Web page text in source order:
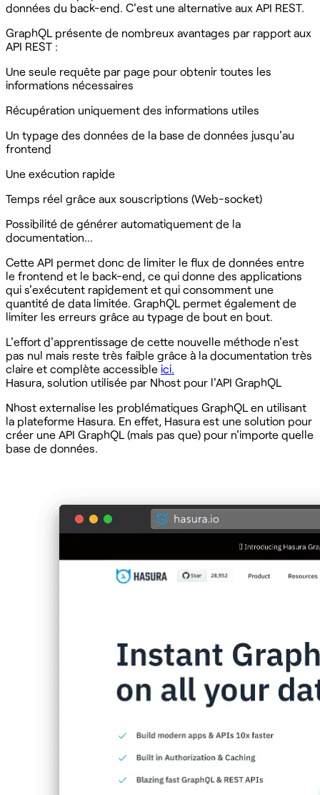
données du back-end. C'est une alternative aux API REST.
GraphQL présente de nombreux avantages par rapport aux
API REST :
Une seule requête par page pour obtenir toutes les
informations nécessaires
Récupération uniquement des informations utiles
Un typage des données de la base de données jusqu'au
frontend
Une exécution rapide
Temps réel grâce aux souscriptions (Web-socket)
Possibilité de générer automatiquement de la
documentation…‍
Cette API permet donc de limiter le flux de données entre
le frontend et le back-end, ce qui donne des applications
qui s'exécutent rapidement et qui consomment une
quantité de data limitée. GraphQL permet également de
limiter les erreurs grâce au typage de bout en bout.‍
L'effort d'apprentissage de cette nouvelle méthode n'est
pas nul mais reste très faible grâce à la documentation très
claire et complète accessible ici.
Hasura, solution utilisée par Nhost pour l'API GraphQL
Nhost externalise les problématiques GraphQL en utilisant
la plateforme Hasura. En effet, Hasura est une solution pour
créer une API GraphQL (mais pas que) pour n'importe quelle
base de données.